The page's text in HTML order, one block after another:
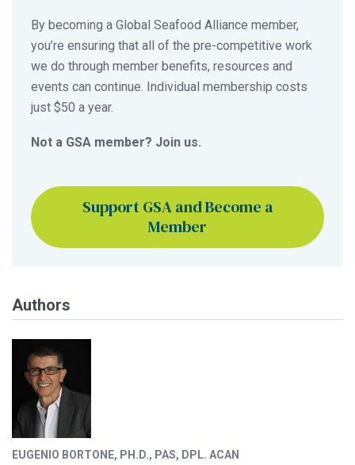
By becoming a Global Seafood Alliance member,
you’re ensuring that all of the pre-competitive work
we do through member benefits, resources and
events can continue. Individual membership costs
just $50 a year.
Not a GSA member? Join us.
Support GSA and Become a
Member
Authors
EUGENIO BORTONE, PH.D., PAS, DPL. ACAN